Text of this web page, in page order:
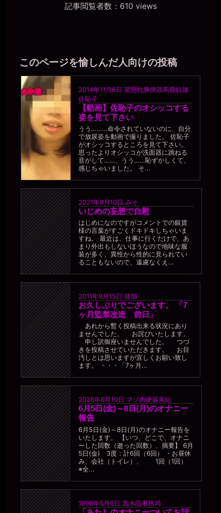
記事閲覧者数：610 views
このページを愉しんだ人向けの投稿
2014年11月6日 変態牝豚便器馬鹿奴隷
佐恥子
【動画】佐恥子のオシッコする
姿を見て下さい
うう………命令されていないのに、自分
で放尿姿を動画で撮りました。 佐恥子
がオシッコするところを見て下さい。
思ったよりオシッコが洗面器に跳ねる
音がして……、うう……恥ずかしくて、
感じちゃいました。 そ...
2021年6月10日 みそ
いじめの妄想で自慰
はじめになのですがコメントでの銀貨
様の言葉がすごくドキドキしちゃいま
すね。 最近は、仕事に行くだけで、あ
まり外出もしないほうなので地味な服
装が多く、異性から性的に見られてい
ることもないので、遠慮なくえ...
2011年9月15日 隷朋
お久しぶりでございます。 「7
ヶ月監禁改造 前日」
あれから暫く投稿出来る状況にあり
ませんでした。 お詫びいたします。
申し訳御座いませんでした。 つづ
きを投稿させていただきます。 お目
汚しとは思いますが宜しくお願い致し
ます。 ・・・「7ヶ月...
2026年6月10日 マゾ肉便器美紀
6月5日(金)～8日(月)のオナニー
報告
6月5日(金)～8日(月)のオナニー報告を
いたします。 【いつ、どこで、オナニ
ーした回数（逝った回数）、摘要】 6月
5日(金) 3度：計6回（6回） ・お昼休
み、会社（トイレ）、 1回（1回）
※全...
1998年5月6日 黒水晶事務局